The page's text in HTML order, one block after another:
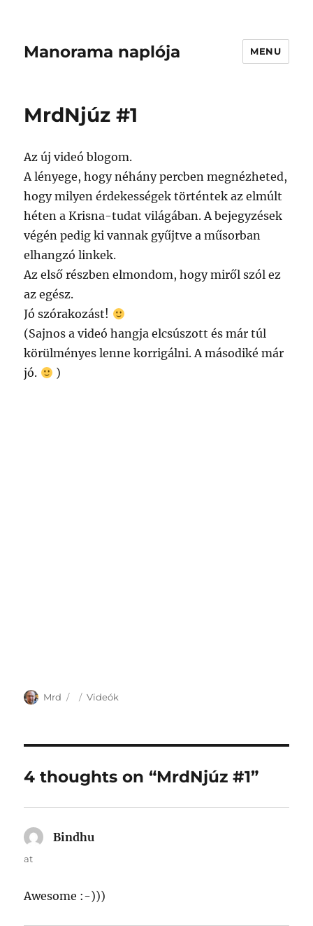
Manorama naplója MENU
MrdNjúz #1
Az új videó blogom.
A lényege, hogy néhány percben megnézheted,
hogy milyen érdekességek történtek az elmúlt
héten a Krisna-tudat világában. A bejegyzések
végén pedig ki vannak gyűjtve a műsorban
elhangzó linkek.
Az első részben elmondom, hogy miről szól ez
az egész.
Jó szórakozást!
(Sajnos a videó hangja elcsúszott és már túl
körülményes lenne korrigálni. A másodiké már
jó.
)
Author
Mrd
Posted
Categories
Videók
4 thoughts on “MrdNjúz #1”
Bindhu
at
Awesome :-)))